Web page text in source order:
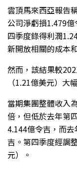
雲頂馬來西亞報告
公司淨虧損1.479
四季度錄得利潤
新開放相關的成本
然而，該結果較
（1.21億美元）大
當期集團整體收入
倍，但低於去年第
4.144億令吉，而
吉。第四季度經調
元）。